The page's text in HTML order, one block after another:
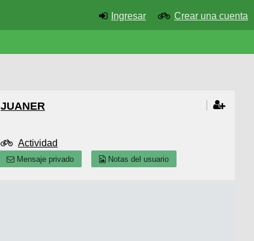
Ingresar Crear una cuenta
JUANER
Actividad
Mensaje privado Notas del usuario